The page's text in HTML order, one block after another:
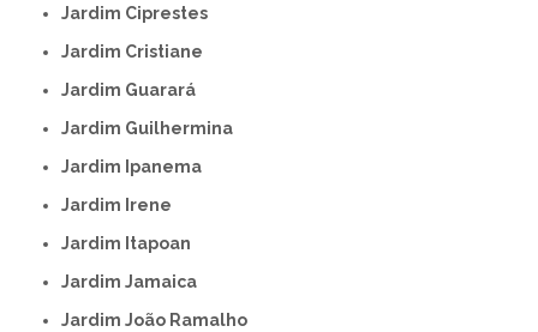
Jardim Ciprestes
Jardim Cristiane
Jardim Guarará
Jardim Guilhermina
Jardim Ipanema
Jardim Irene
Jardim Itapoan
Jardim Jamaica
Jardim João Ramalho